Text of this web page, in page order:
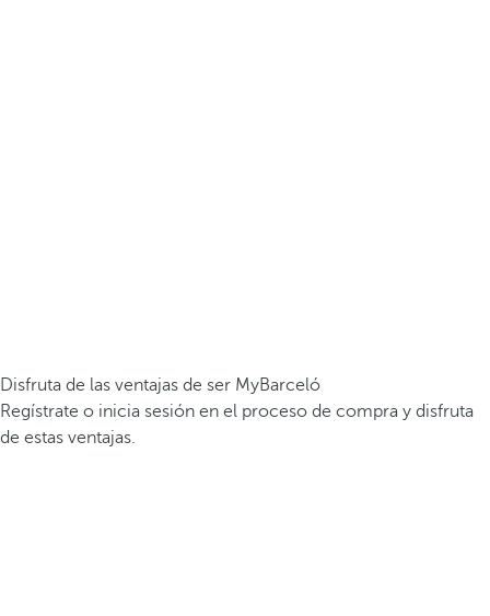
Disfruta de las ventajas de ser MyBarceló
Regístrate o inicia sesión en el proceso de compra y disfruta
de estas ventajas.